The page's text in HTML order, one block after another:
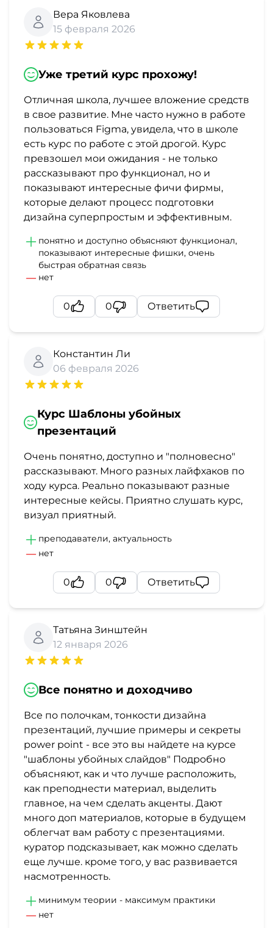
Вера Яковлева
15 февраля 2026
Уже третий курс прохожу!
Отличная школа, лучшее вложение средств
в свое развитие. Мне часто нужно в работе
пользоваться Figma, увидела, что в школе
есть курс по работе с этой дрогой. Курс
превзошел мои ожидания - не только
рассказывают про функционал, но и
показывают интересные фичи фирмы,
которые делают процесс подготовки
дизайна суперпростым и эффективным.
понятно и доступно объясняют функционал,
показывают интересные фишки, очень
быстрая обратная связь
нет
0 0 Ответить
Константин Ли
06 февраля 2026
Курс Шаблоны убойных
презентаций
Очень понятно, доступно и "полновесно"
рассказывают. Много разных лайфхаков по
ходу курса. Реально показывают разные
интересные кейсы. Приятно слушать курс,
визуал приятный.
преподаватели, актуальность
нет
0 0 Ответить
Татьяна Зинштейн
12 января 2026
Все понятно и доходчиво
Все по полочкам, тонкости дизайна
презентаций, лучшие примеры и секреты
power point - все это вы найдете на курсе
"шаблоны убойных слайдов" Подробно
объясняют, как и что лучше расположить,
как преподнести материал, выделить
главное, на чем сделать акценты. Дают
много доп материалов, которые в будущем
облегчат вам работу с презентациями.
куратор подсказывает, как можно сделать
еще лучше. кроме того, у вас развивается
насмотренность.
минимум теории - максимум практики
нет